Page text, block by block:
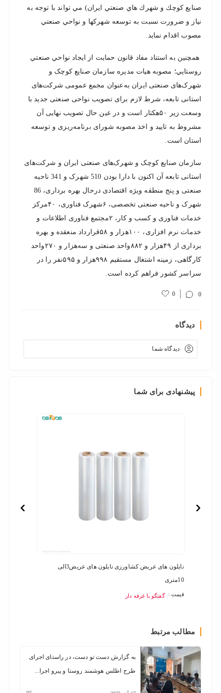
صنايع كوچك و شهرك هاي صنعتي ايران) مي تواند با توجه به
نياز و ضرورت نسبت به توسعه شهركها و نواحي صنعتي
مصوب اقدام نمايد.
همچنین به استناد مفاد قانون حمايت از ايجاد نواحي صنعتي
روستايي؛ مصوبه هیات مدیره سازمان صنایع کوچک و
شهرک‌های صنعتی ایران به‌عنوان مجمع عمومی شرکت‌های
استانی تابعه، شرط لازم برای تصویب نواحی صنعتی جديد با
وسعت زیر ۵۰هکتار است و در عین حال تصویب نهایی آن
مشروط به تایید و اخذ مصوبه شورای برنامه‌ریزی و توسعه
استان است.
سازمان صنایع کوچک و شهرک‌های صنعتی ایران و شرکت‌های
استانی تابعه آن اکنون با دارا بودن 510 شهرک و 341 ناحیه
صنعتی و پنج منطقه ویژه اقتصادی درحال بهره‌ برداری، 86
شهرک و ناحیه صنعتی تخصصی، ۶شهرک فناوری، ۴۰مرکز
خدمات فناوری و کسب و کار، ۲مجتمع فناوری اطلاعات و
خدمات نرم‌ افزاری، ۱۰۰‌هزار و ۵۸قرارداد منعقده و بهره
‌برداری از ۴۹هزار و ۸۸۲واحد صنعتی و سه‌هزار و ۲۷۰واحد
کارگاهی، زمینه اشتغال مستقیم ۹۹۸هزار و ۵۹۵نفر را در
سراسر کشور فراهم کرده است.
0
0
دیدگاه
دیدگاه شما
پیشنهادی برای شما
نایلون های عریض کشاورزی نایلون های عریض3الی
10متری
قیمت : گفتگو با غرفه دار
مطالب مرتبط
به گزارش دست تو دست، در راستای اجرای
طرح اطلس هوشمند روستا و پیرو اجرا...